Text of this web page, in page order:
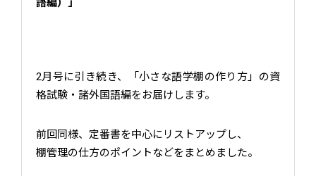
語編）」
2月号に引き続き、「小さな語学棚の作り方」の資
格試験・諸外国語編をお届けします。
前回同様、定番書を中心にリストアップし、
棚管理の仕方のポイントなどをまとめました。